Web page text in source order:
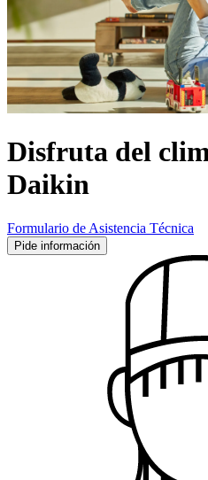
Disfruta del
Daikin
Formulario de Asistencia Técnica
Pide información